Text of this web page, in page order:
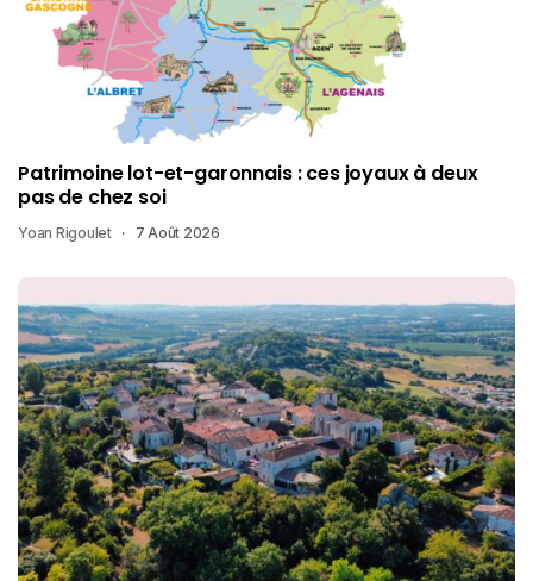
Patrimoine lot-et-garonnais : ces joyaux à deux
pas de chez soi
Yoan Rigoulet 7 Août 2026